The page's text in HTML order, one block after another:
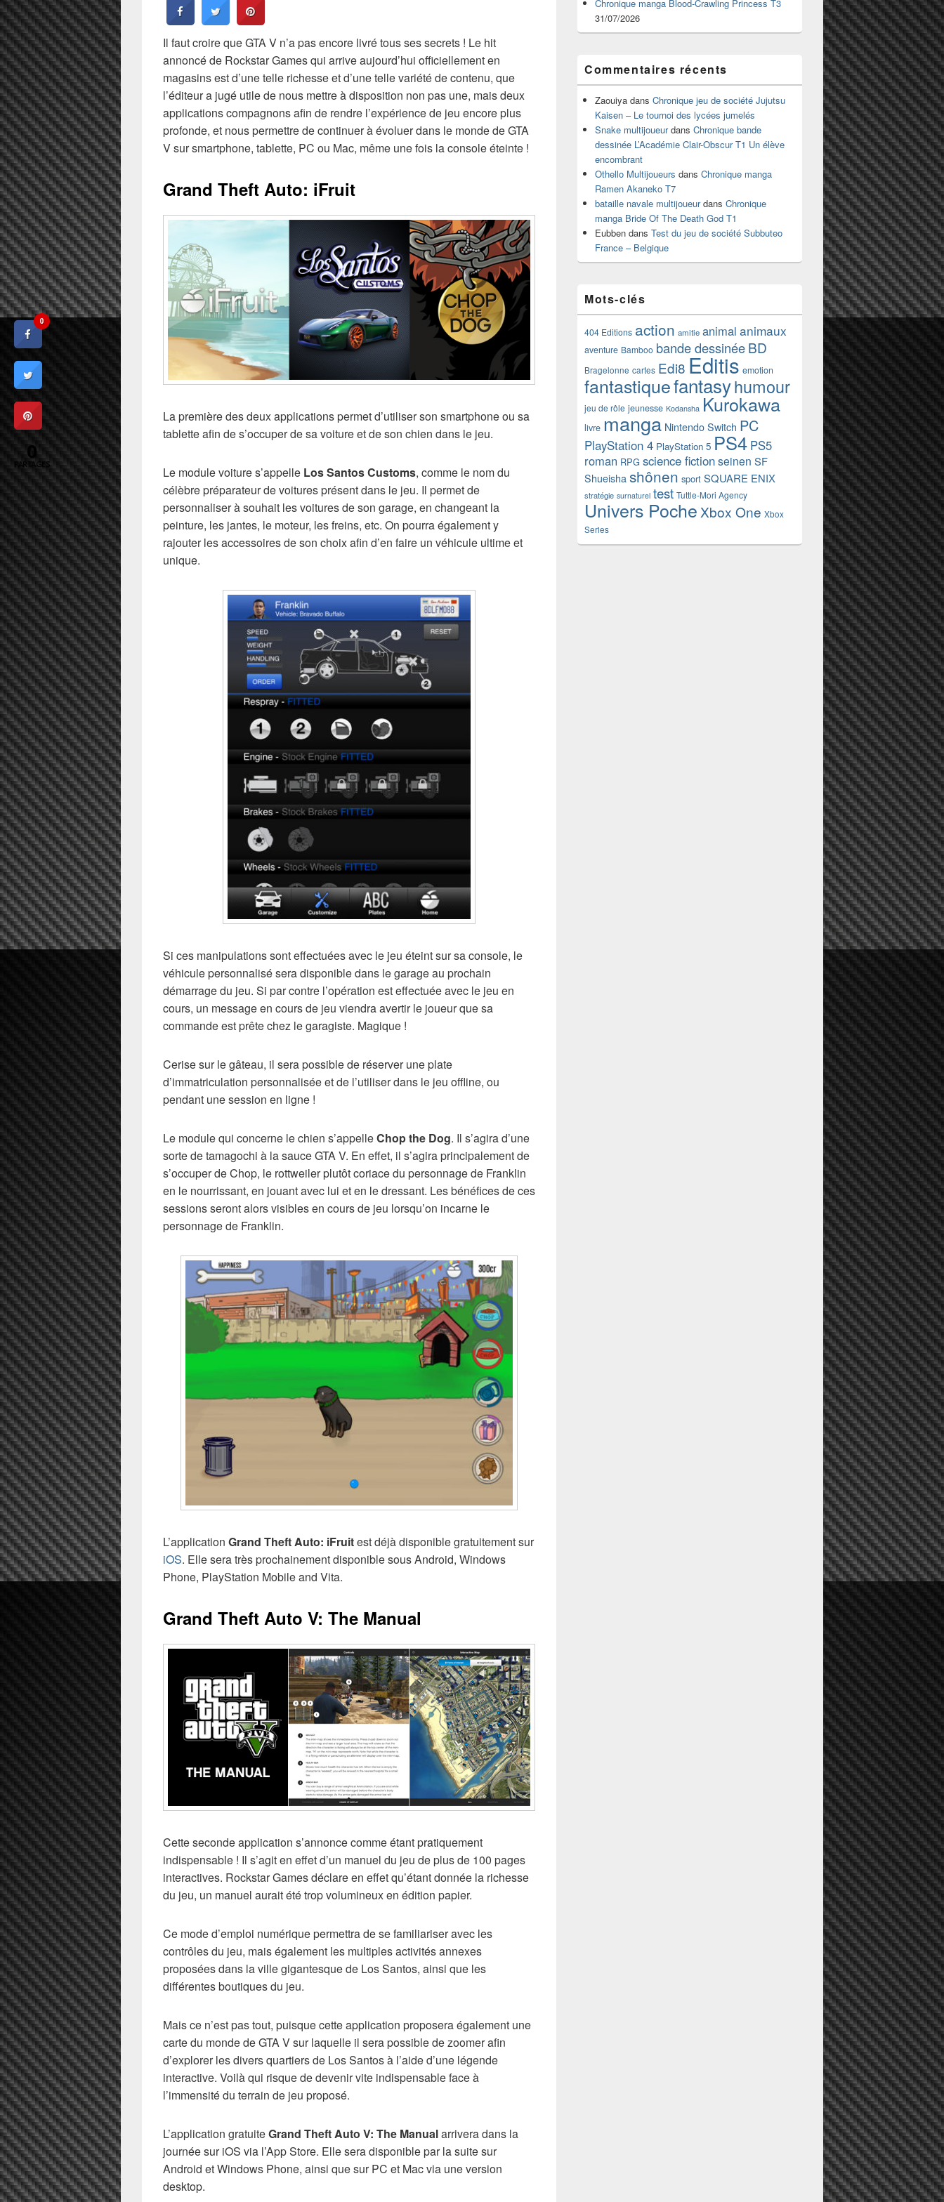
Il faut croire que GTA V n’a pas encore livré tous ses secrets ! Le hit
annoncé de Rockstar Games qui arrive aujourd’hui officiellement en
magasins est d’une telle richesse et d’une telle variété de contenu, que
l’éditeur a jugé utile de nous mettre à disposition non pas une, mais deux
applications compagnons afin de rendre l’expérience de jeu encore plus
profonde, et nous permettre de continuer à évoluer dans le monde de GTA
V sur smartphone, tablette, PC ou Mac, même une fois la console éteinte !
Grand Theft Auto: iFruit
La première des deux applications permet d’utiliser son smartphone ou sa
tablette afin de s’occuper de sa voiture et de son chien dans le jeu.
Le module voiture s’appelle Los Santos Customs, comme le nom du
célèbre préparateur de voitures présent dans le jeu. Il permet de
personnaliser à souhait les voitures de son garage, en changeant la
peinture, les jantes, le moteur, les freins, etc. On pourra également y
rajouter les accessoires de son choix afin d’en faire un véhicule ultime et
unique.
Si ces manipulations sont effectuées avec le jeu éteint sur sa console, le
véhicule personnalisé sera disponible dans le garage au prochain
démarrage du jeu. Si par contre l’opération est effectuée avec le jeu en
cours, un message en cours de jeu viendra avertir le joueur que sa
commande est prête chez le garagiste. Magique !
Cerise sur le gâteau, il sera possible de réserver une plate
d’immatriculation personnalisée et de l’utiliser dans le jeu offline, ou
pendant une session en ligne !
Le module qui concerne le chien s’appelleChop the Dog. Il s’agira d’une
sorte de tamagochi à la sauce GTA V. En effet, il s’agira principalement de
s’occuper de Chop, le rottweiler plutôt coriace du personnage de Franklin
en le nourrissant, en jouant avec lui et en le dressant. Les bénéfices de ces
sessions seront alors visibles en cours de jeu lorsqu’on incarne le
personnage de Franklin.
L’application Grand Theft Auto: iFruitest déjà disponible gratuitement sur
iOS. Elle sera très prochainement disponible sous Android, Windows
Phone, PlayStation Mobile and Vita.
Grand Theft Auto V: The Manual
Cette seconde application s’annonce comme étant pratiquement
indispensable ! Il s’agit en effet d’un manuel du jeu de plus de 100 pages
interactives. Rockstar Games déclare en effet qu’étant donnée la richesse
du jeu, un manuel aurait été trop volumineux en édition papier.
Ce mode d’emploi numérique permettra de se familiariser avec les
contrôles du jeu, mais également les multiples activités annexes
proposées dans la ville gigantesque de Los Santos, ainsi que les
différentes boutiques du jeu.
Mais ce n’est pas tout, puisque cette application proposera également une
carte du monde de GTA V sur laquelle il sera possible de zoomer afin
d’explorer les divers quartiers de Los Santos à l’aide d’une légende
interactive. Voilà qui risque de devenir vite indispensable face à
l’immensité du terrain de jeu proposé.
L’application gratuiteGrand Theft Auto V: The Manualarrivera dans la
journée sur iOS via l’App Store. Elle sera disponible par la suite sur
Android et Windows Phone, ainsi que sur PC et Mac via une version
desktop.
Chronique manga Blood-Crawling Princess T3
31/07/2026
Commentaires récents
Zaouiya dans Chronique jeu de société Jujutsu
Kaisen – Le tournoi des lycées jumelés
Snake multijoueurdans Chronique bande
dessinée L’Académie Clair-Obscur T1 Un élève
encombrant
Othello Multijoueurs dans Chronique manga
Ramen Akaneko T7
bataille navale multijoueurdans Chronique
manga Bride Of The Death God T1
Eubben dans Test du jeu de société Subbuteo
France – Belgique
Mots-clés
404 Editions action amitie animal animaux
aventure Bamboo bande dessinéeBD
Bragelonne cartes Edi8 Editis emotion
fantastiquefantasyhumour
jeu de rôle jeunesse Kodansha Kurokawa
livre manga Nintendo Switch PC
PlayStation 4 PlayStation 5 PS4 PS5
roman RPG science fictionseinen SF
Shueisha shônen sport SQUARE ENIX
stratégie surnaturel test Tuttle-Mori Agency
Univers Poche Xbox One Xbox
Series
0
0
PARTAGES